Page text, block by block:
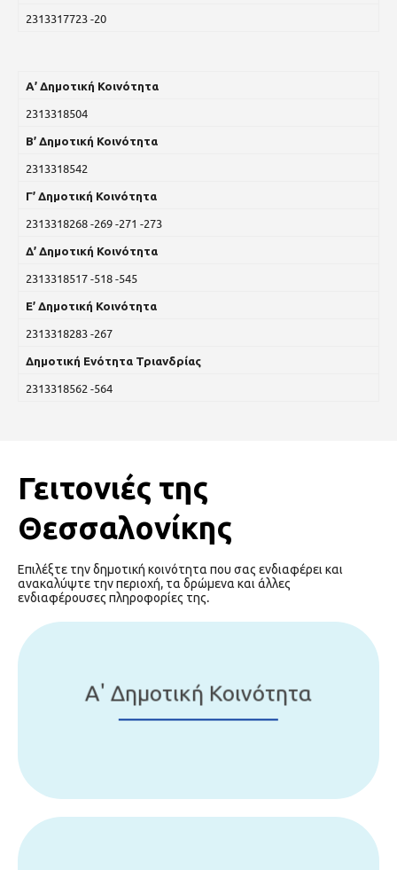
2313317723 -20
Α’ Δημοτική Κοινότητα
2313318504
Β’ Δημοτική Κοινότητα
2313318542
Γ’ Δημοτική Κοινότητα
2313318268 -269 -271 -273
Δ’ Δημοτική Κοινότητα
2313318517 -518 -545
Ε’ Δημοτική Κοινότητα
2313318283 -267
Δημοτική Ενότητα Τριανδρίας
2313318562 -564
Γειτονιές της
Θεσσαλονίκης
Επιλέξτε την δημοτική κοινότητα που σας ενδιαφέρει και
ανακαλύψτε την περιοχή, τα δρώμενα και άλλες
ενδιαφέρουσες πληροφορίες της.
Α' Δημοτική Κοινότητα